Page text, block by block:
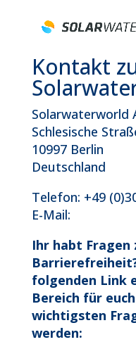
Kontakt
Solarwaterworld
Schlesische
10997 Berlin
Deutschland
Telefon: +49
E-Mail:
Ihr habt Fragen
folgenden Link
Bereich für
wichtigsten
werden: